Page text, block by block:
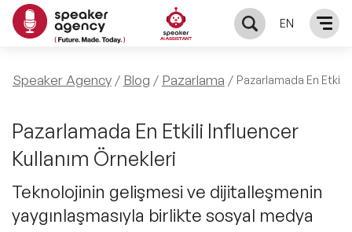
EN
KONUŞMACILAR
Yerel Konuşmacılar
Global Konuşmacılar
Exclusive Konuşmacılar
KONULAR
Öne Çıkan Konular
Exclusive Konuşmacılarımız
ÇÖZÜMLER
Keynote & Konuşma
INFLUENCER
Speaker Agency Blog Pazarlama Pazarlamada En Etkili
Pazarlamada En Etkili Influencer
Kullanım Örnekleri
Teknolojinin gelişmesi ve dijitalleşmenin
yaygınlaşmasıyla birlikte sosyal medya